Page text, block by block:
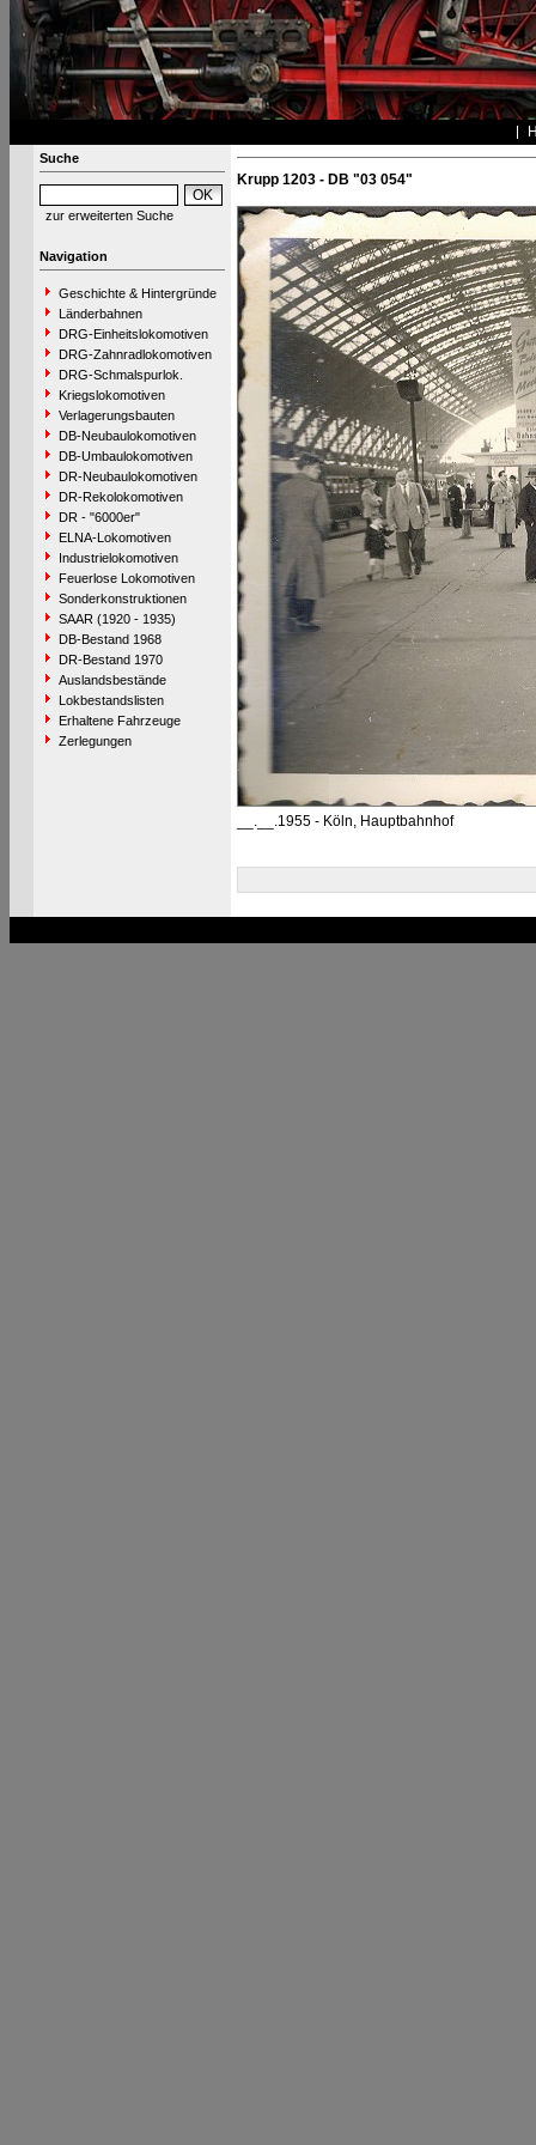
Suche
zur erweiterten Suche
Navigation
Geschichte & Hintergründe
Länderbahnen
DRG-Einheitslokomotiven
DRG-Zahnradlokomotiven
DRG-Schmalspurlok.
Kriegslokomotiven
Verlagerungsbauten
DB-Neubaulokomotiven
DB-Umbaulokomotiven
DR-Neubaulokomotiven
DR-Rekolokomotiven
DR - "6000er"
ELNA-Lokomotiven
Industrielokomotiven
Feuerlose Lokomotiven
Sonderkonstruktionen
SAAR (1920 - 1935)
DB-Bestand 1968
DR-Bestand 1970
Auslandsbestände
Lokbestandslisten
Erhaltene Fahrzeuge
Zerlegungen
Krupp 1203 - DB "03 054"
__.__.1955 - Köln, Hauptbahnhof